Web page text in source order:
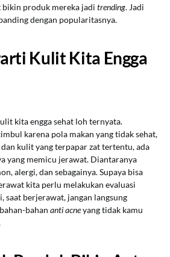
bikin produk mereka jadi trending. Jadi
dengan popularitasnya.
Kulit Kita Engga
kita engga sehat loh ternyata.
karena pola makan yang tidak sehat,
kulit yang terpapar zat tertentu, ada
yang memicu jerawat. Diantaranya
alergi, dan sebagainya. Supaya bisa
kita perlu melakukan evaluasi
saat berjerawat, jangan langsung
bahan anti acneyang tidak kamu